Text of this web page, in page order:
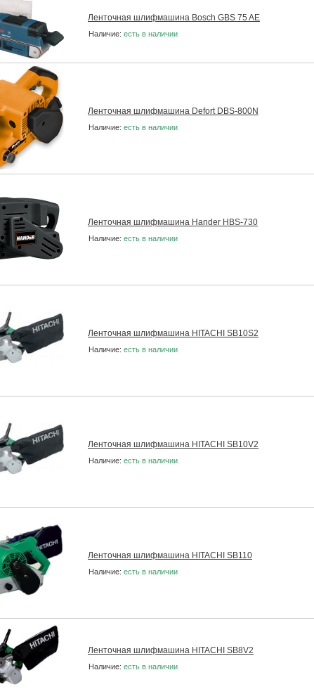
Ленточная шлифмашина Bosch GBS 75 AE
Наличие: есть в наличии
Ленточная шлифмашина Defort DBS-800N
Наличие: есть в наличии
Ленточная шлифмашина Hander HBS-730
Наличие: есть в наличии
Ленточная шлифмашина HITACHI SB10S2
Наличие: есть в наличии
Ленточная шлифмашина HITACHI SB10V2
Наличие: есть в наличии
Ленточная шлифмашина HITACHI SB110
Наличие: есть в наличии
Ленточная шлифмашина HITACHI SB8V2
Наличие: есть в наличии